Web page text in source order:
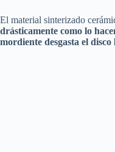
El material sinterizado
drásticamente como lo
mordiente desgasta el